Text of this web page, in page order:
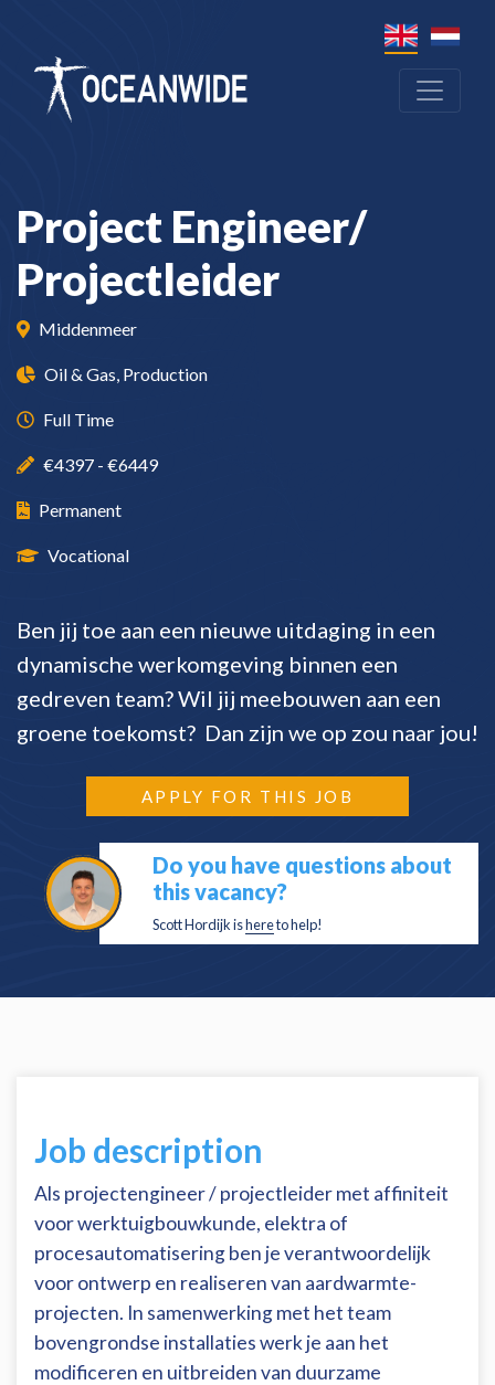
Project Engineer/
Projectleider
Middenmeer
Oil & Gas, Production
Full Time
€4397 - €6449
Permanent
Vocational
Ben jij toe aan een nieuwe uitdaging in een
dynamische werkomgeving binnen een
gedreven team? Wil jij meebouwen aan een
groene toekomst? Dan zijn we op zou naar jou!
APPLY FOR THIS JOB
Do you have questions about
this vacancy?
Scott Hordijk ishereto help!
Job description
Als projectengineer / projectleider met affiniteit
voor werktuigbouwkunde, elektra of
procesautomatisering ben je verantwoordelijk
voor ontwerp en realiseren van aardwarmte-
projecten. In samenwerking met het team
bovengrondse installaties werk je aan het
modificeren en uitbreiden van duurzame